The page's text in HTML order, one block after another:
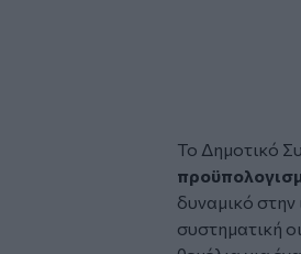
Το Δημοτικό
δυναμικό
συστηματική